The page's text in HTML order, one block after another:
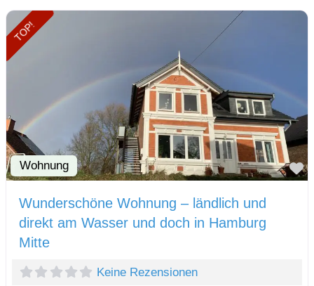
TOP!
Wohnung
Wunderschöne Wohnung – ländlich und
direkt am Wasser und doch in Hamburg
Mitte
Keine Rezensionen